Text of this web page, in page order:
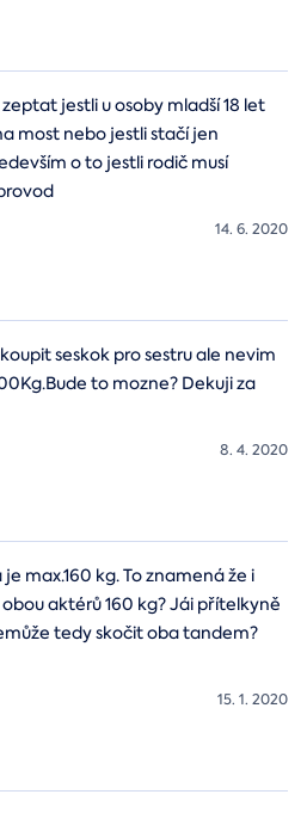
jestli u osoby mladší 18 let
most nebo jestli stačí jen
o to jestli rodič musí
14. 6. 2020
seskok pro sestru ale nevim
to mozne? Dekuji za
8. 4. 2020
max.160 kg. To znamená že i
aktérů 160 kg? Jái přítelkyně
tedy skočit oba tandem?
15. 1. 2020